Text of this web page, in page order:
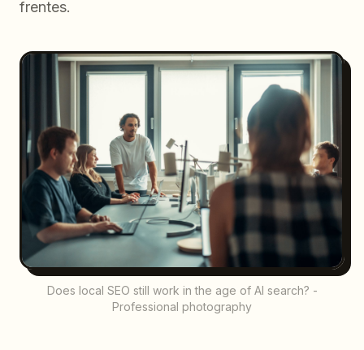
frentes.
Does local SEO still work in the age of AI search? -
Professional photography